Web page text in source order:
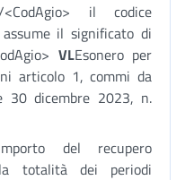
<CodAgio> il codice
assume il significato di
VLEsonero per
articolo 1, commi da
30 dicembre 2023, n.
del recupero
totalità dei periodi